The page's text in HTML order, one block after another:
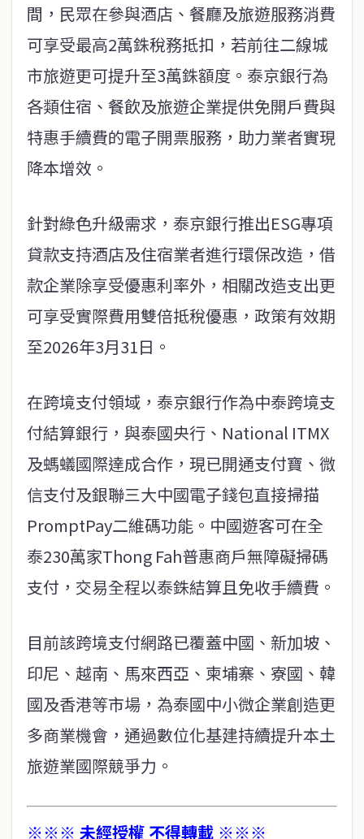
間，民眾在參與酒店、餐廳及旅遊服務消費
可享受最高2萬銖稅務抵扣，若前往二線城
市旅遊更可提升至3萬銖額度。泰京銀行為
各類住宿、餐飲及旅遊企業提供免開戶費與
特惠手續費的電子開票服務，助力業者實現
降本增效。
針對綠色升級需求，泰京銀行推出ESG專項
貸款支持酒店及住宿業者進行環保改造，借
款企業除享受優惠利率外，相關改造支出更
可享受實際費用雙倍抵稅優惠，政策有效期
至2026年3月31日。
在跨境支付領域，泰京銀行作為中泰跨境支
付結算銀行，與泰國央行、National ITMX
及螞蟻國際達成合作，現已開通支付寶、微
信支付及銀聯三大中國電子錢包直接掃描
PromptPay二維碼功能。中國遊客可在全
泰230萬家Thong Fah普惠商戶無障礙掃碼
支付，交易全程以泰銖結算且免收手續費。
目前該跨境支付網路已覆蓋中國、新加坡、
印尼、越南、馬來西亞、柬埔寨、寮國、韓
國及香港等市場，為泰國中小微企業創造更
多商業機會，通過數位化基建持續提升本土
旅遊業國際競爭力。
※※※ 未經授權 不得轉載 ※※※